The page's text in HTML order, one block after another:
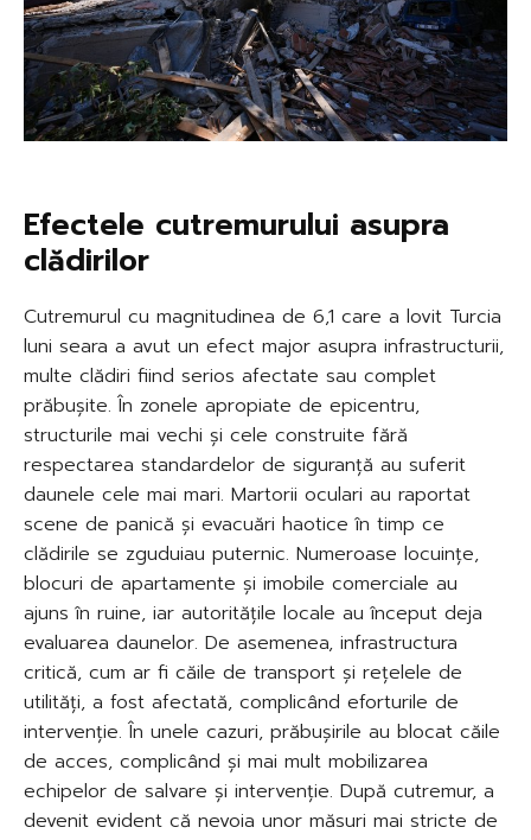
Efectele cutremurului asupra
clădirilor
Cutremurul cu magnitudinea de 6,1 care a lovit Turcia
luni seara a avut un efect major asupra infrastructurii,
multe clădiri fiind serios afectate sau complet
prăbușite. În zonele apropiate de epicentru,
structurile mai vechi și cele construite fără
respectarea standardelor de siguranță au suferit
daunele cele mai mari. Martorii oculari au raportat
scene de panică și evacuări haotice în timp ce
clădirile se zguduiau puternic. Numeroase locuințe,
blocuri de apartamente și imobile comerciale au
ajuns în ruine, iar autoritățile locale au început deja
evaluarea daunelor. De asemenea, infrastructura
critică, cum ar fi căile de transport și rețelele de
utilități, a fost afectată, complicând eforturile de
intervenție. În unele cazuri, prăbușirile au blocat căile
de acces, complicând și mai mult mobilizarea
echipelor de salvare și intervenție. După cutremur, a
devenit evident că nevoia unor măsuri mai stricte de